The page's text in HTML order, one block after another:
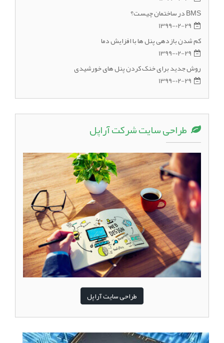
BMS در ساختمان چیست؟
1399-02-29
کم شدن بازدهی پنل ها با افزایش دما
1399-02-29
روش جدید برای خنک کردن پنل های خورشیدی
1399-02-29
طراحی سایت شرکت آراپل
طراحی سایت آراپل